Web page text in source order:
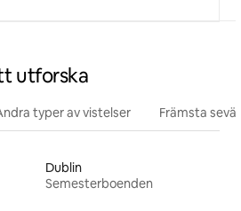
utforska
typer av vistelser Främsta
Dublin
Semesterboenden